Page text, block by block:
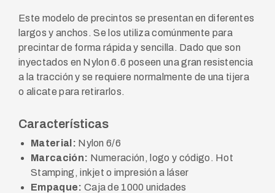
Este modelo de precintos se presentan en diferentes
largos y anchos. Se los utiliza comúnmente para
precintar de forma rápida y sencilla. Dado que son
inyectados en Nylon 6.6 poseen una gran resistencia
a la tracción y se requiere normalmente de una tijera
o alicate para retirarlos.
Características
Material: Nylon 6/6
Marcación: Numeración, logo y código. Hot
Stamping, inkjet o impresión a láser
Empaque: Caja de 1000 unidades